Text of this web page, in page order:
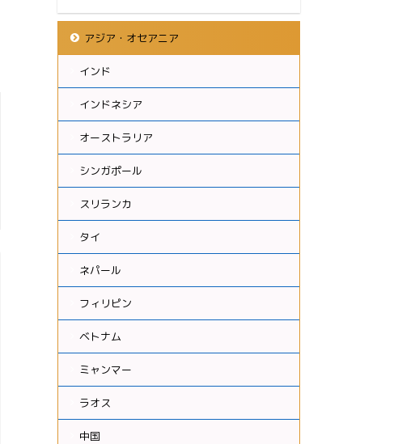
アジア・オセアニア
インド
インドネシア
オーストラリア
シンガポール
スリランカ
タイ
ネパール
フィリピン
ベトナム
ミャンマー
ラオス
中国